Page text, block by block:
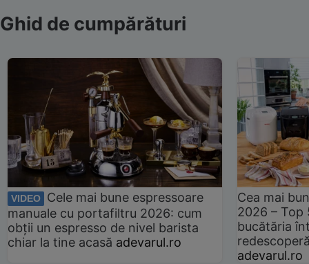
Ghid de cumpărături
VIDEO
Cele mai bune espressoare
manuale cu portafiltru 2026: cum
obții un espresso de nivel barista
chiar la tine acasă adevarul.ro
Cea mai
2026 –
bucătăria
adevarul.ro